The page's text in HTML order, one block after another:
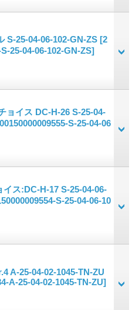
S-25-04-06-102-GN-ZS [2
25-04-06-102-GN-ZS]
ョイス DC-H-26 S-25-04-
S-25-04-06
ス:DC-H-17 S-25-04-06-
S-25-04-06-10
A-25-04-02-1045-TN-ZU
A-25-04-02-1045-TN-ZU]